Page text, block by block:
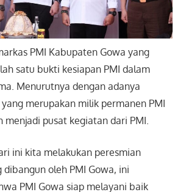
PMI Kabupaten Gowa yang
satu bukti kesiapan PMI dalam
Menurutnya dengan adanya
merupakan milik permanen PMI
menjadi pusat kegiatan dari PMI.
ini kita melakukan peresmian
dibangun oleh PMI Gowa, ini
PMI Gowa siap melayani baik